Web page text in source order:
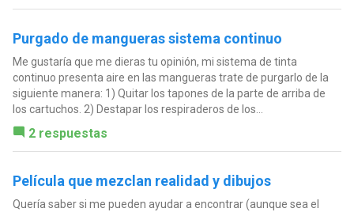
Purgado de mangueras sistema continuo
Me gustaría que me dieras tu opinión, mi sistema de tinta
continuo presenta aire en las mangueras trate de purgarlo de la
siguiente manera: 1) Quitar los tapones de la parte de arriba de
los cartuchos. 2) Destapar los respiraderos de los...
2 respuestas
Película que mezclan realidad y dibujos
Quería saber si me pueden ayudar a encontrar (aunque sea el